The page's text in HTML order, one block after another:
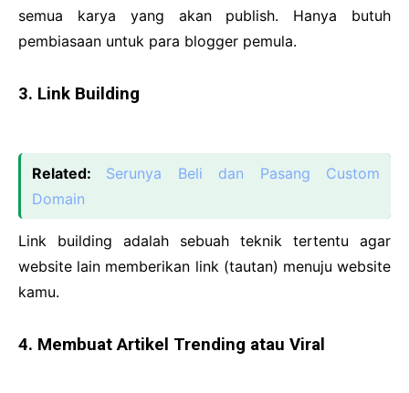
semua karya yang akan publish. Hanya butuh
pembiasaan untuk para blogger pemula.
3. Link Building
Related: Serunya Beli dan Pasang Custom
Domain
Link building adalah sebuah teknik tertentu agar
website lain memberikan link (tautan) menuju website
kamu.
4. Membuat Artikel Trending atau Viral